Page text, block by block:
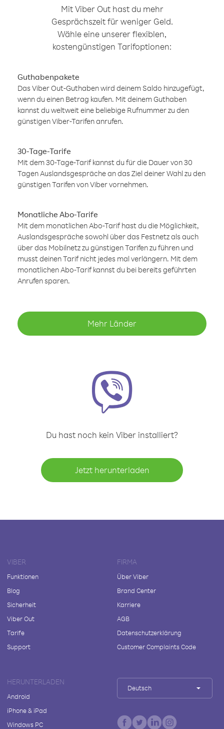
Mit Viber Out hast du mehr
Gesprächszeit für weniger Geld.
Wähle eine unserer flexiblen,
kostengünstigen Tarifoptionen:
Guthabenpakete
Das Viber Out-Guthaben wird deinem Saldo hinzugefügt,
wenn du einen Betrag kaufen. Mit deinem Guthaben
kannst du weltweit eine beliebige Rufnummer zu den
günstigen Viber-Tarifen anrufen.
30-Tage-Tarife
Mit dem 30-Tage-Tarif kannst du für die Dauer von 30
Tagen Auslandsgespräche an das Ziel deiner Wahl zu den
günstigen Tarifen von Viber vornehmen.
Monatliche Abo-Tarife
Mit dem monatlichen Abo-Tarif hast du die Möglichkeit,
Auslandsgespräche sowohl über das Festnetz als auch
über das Mobilnetz zu günstigen Tarifen zu führen und
musst deinen Tarif nicht jedes mal verlängern. Mit dem
monatlichen Abo-Tarif kannst du bei bereits geführten
Anrufen sparen.
Mehr Länder
Du hast noch kein Viber installiert?
Jetzt herunterladen
VIBER
Funktionen
Blog
Sicherheit
Viber Out
Tarife
Support
FIRMA
Über Viber
Brand Center
Karriere
AGB
Datenschutzerklärung
Customer Complaints Code
HERUNTERLADEN
Android
iPhone & iPad
Windows PC
Deutsch